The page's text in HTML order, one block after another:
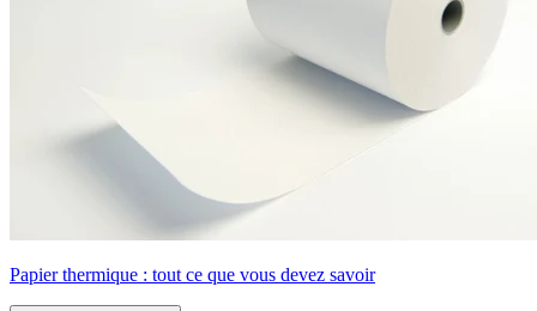
Papier thermique : tout ce que vous devez savoir